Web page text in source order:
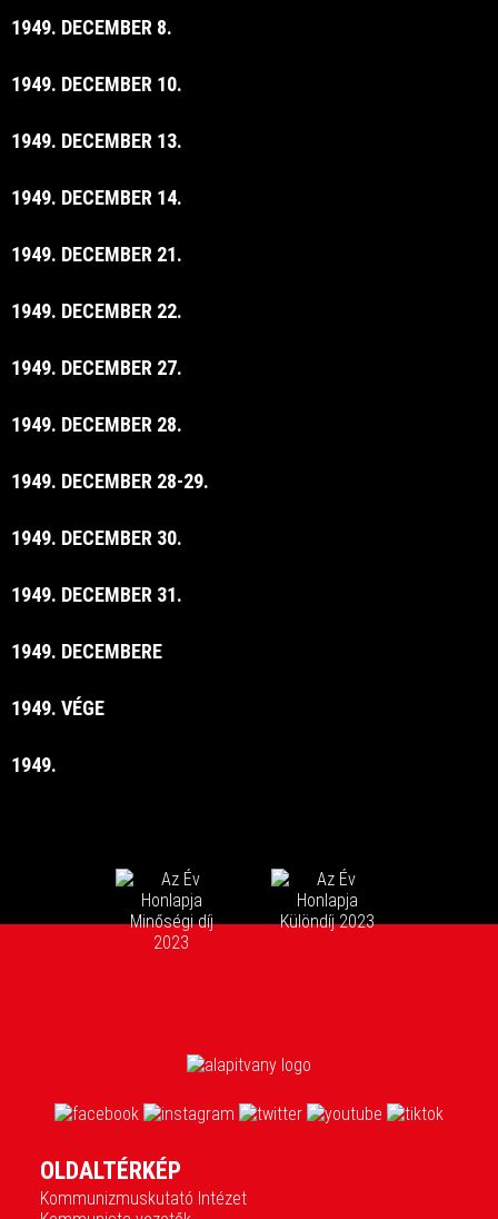
1949. DECEMBER 8.
1949. DECEMBER 10.
1949. DECEMBER 13.
1949. DECEMBER 14.
1949. DECEMBER 21.
1949. DECEMBER 22.
1949. DECEMBER 27.
1949. DECEMBER 28.
1949. DECEMBER 28-29.
1949. DECEMBER 30.
1949. DECEMBER 31.
1949. DECEMBERE
1949. VÉGE
1949.
OLDALTÉRKÉP
Kommunizmuskutató Intézet